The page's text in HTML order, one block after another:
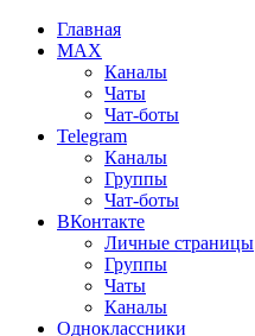
Главная
MAX
Каналы
Чаты
Чат-боты
Telegram
Каналы
Группы
Чат-боты
ВКонтакте
Личные страницы
Группы
Чаты
Каналы
Одноклассники